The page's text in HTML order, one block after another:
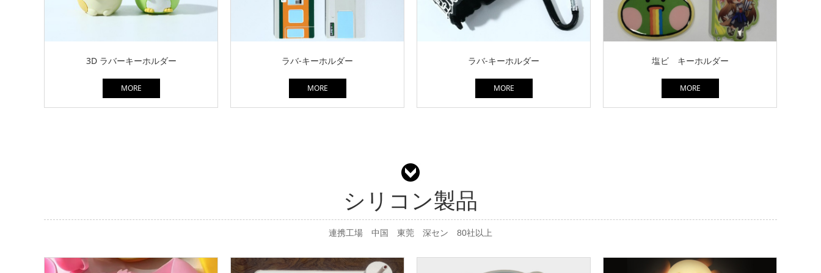
3D ラバーキーホルダー
MORE
ラバ-キーホルダー
MORE
ラバ-キーホルダー
MORE
塩ビ キーホルダー
MORE
シリコン製品
連携工場 中国 東莞 深セン 80社以上